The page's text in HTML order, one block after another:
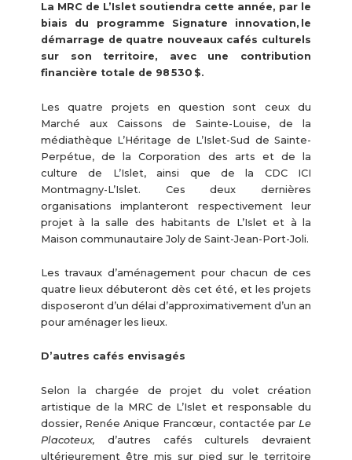
La MRC de L’Islet soutiendra cette année, par le
biais du programme Signature innovation, le
démarrage de quatre nouveaux cafés culturels
sur son territoire, avec une contribution
financière totale de 98 530 $.
Les quatre projets en question sont ceux du
Marché aux Caissons de Sainte-Louise, de la
médiathèque L’Héritage de L’Islet-Sud de Sainte-
Perpétue, de la Corporation des arts et de la
culture de L’Islet, ainsi que de la CDC ICI
Montmagny-L’Islet. Ces deux dernières
organisations implanteront respectivement leur
projet à la salle des habitants de L’Islet et à la
Maison communautaire Joly de Saint-Jean-Port-Joli.
Les travaux d’aménagement pour chacun de ces
quatre lieux débuteront dès cet été, et les projets
disposeront d’un délai d’approximativement d’un an
pour aménager les lieux.
D’autres cafés envisagés
Selon la chargée de projet du volet création
artistique de la MRC de L’Islet et responsable du
dossier, Renée Anique Francœur, contactée par Le
Placoteux, d’autres cafés culturels devraient
ultérieurement être mis sur pied sur le territoire